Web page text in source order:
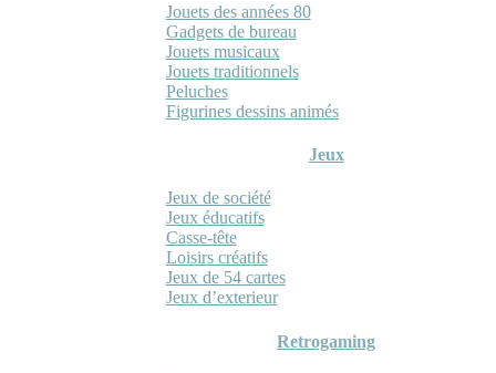
Jouets des années 80
Gadgets de bureau
Jouets musicaux
Jouets traditionnels
Peluches
Figurines dessins animés
Jeux
Jeux de société
Jeux éducatifs
Casse-tête
Loisirs créatifs
Jeux de 54 cartes
Jeux d’exterieur
Retrogaming